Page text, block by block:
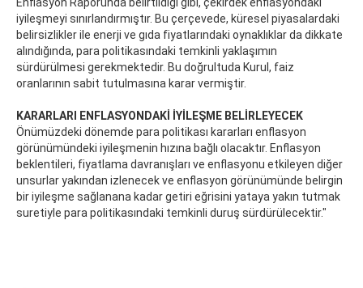
iyileşmeyi sınırlandırmıştır. Bu çerçevede, küresel piyasalardaki
belirsizlikler ile enerji ve gıda fiyatlarındaki oynaklıklar da dikkate
alındığında, para politikasındaki temkinli yaklaşımın
sürdürülmesi gerekmektedir. Bu doğrultuda Kurul, faiz
oranlarının sabit tutulmasına karar vermiştir.
KARARLARI ENFLASYONDAKİ İYİLEŞME BELİRLEYECEK
Önümüzdeki dönemde para politikası kararları enflasyon
görünümündeki iyileşmenin hızına bağlı olacaktır. Enflasyon
beklentileri, fiyatlama davranışları ve enflasyonu etkileyen diğer
unsurlar yakından izlenecek ve enflasyon görünümünde belirgin
bir iyileşme sağlanana kadar getiri eğrisini yataya yakın tutmak
suretiyle para politikasındaki temkinli duruş sürdürülecektir."